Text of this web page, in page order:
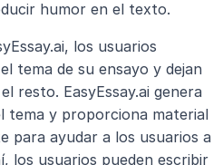
humor en el texto.
los usuarios
tema de su ensayo y dejan
resto. EasyEssay.ai genera
tema y proporciona material
para ayudar a los usuarios a
los usuarios pueden escribir